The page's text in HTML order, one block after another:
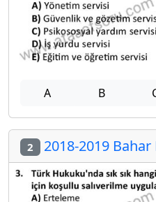
A B
2 2018-2019 Bahar